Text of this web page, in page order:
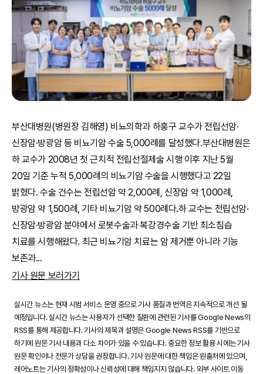
부산대병원(병원장 김해영) 비뇨의학과 하홍구 교수가 전립선암·
신장암·방광암 등 비뇨기암 수술 5,000례를 달성했다.부산대병원은
하 교수가 2008년 첫 근치적 전립선절제술 시행 이후 지난 5월
20일 기준 누적 5,000례의 비뇨기암 수술을 시행했다고 22일
밝혔다. 수술 건수는 전립선암 약 2,000례, 신장암 약 1,000례,
방광암 약 1,500례, 기타 비뇨기암 약 500례다.하 교수는 전립선암·
신장암·방광암 분야에서 로봇수술과 복강경수술 기반 최소침습
치료를 시행해왔다. 최근 비뇨기암 치료는 암 제거뿐 아니라 기능
보존과...
기사 원문 보러가기
실시간 뉴스는 현재 시범 서비스 운영 중으로 기사 품질과 번역은 지속적으로 개선 될
예정입니다. 실시간 뉴스는 사용자가 선택한 질환에 관련된 기사를 Google News의
RSS를 통해 제공합니다. 기사의 제목과 설명은 Google News RSS를 기반으로
하기에 원문 기사 내용과 다소 차이가 있을 수 있습니다. 중요한 정보 활용 시에는 기사
원문 확인이나 전문가 상담을 권장합니다. 기사 원문에 대한 책임은 원출처에 있으며,
레어노트는 기사의 정확성이나 신뢰성에 대해 책임지지 않습니다. 외부 사이트 이동